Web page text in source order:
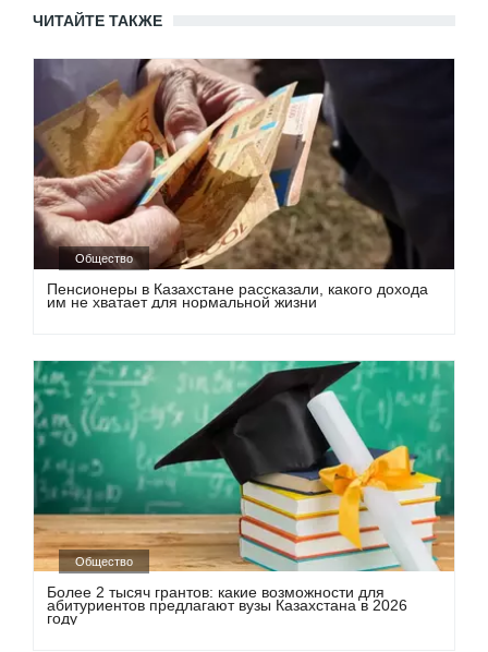
ЧИТАЙТЕ ТАКЖЕ
Общество
Пенсионеры в Казахстане рассказали, какого дохода
им не хватает для нормальной жизни
Общество
Более 2 тысяч грантов: какие возможности для
абитуриентов предлагают вузы Казахстана в 2026
году